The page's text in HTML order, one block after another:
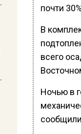
почти
В
всего
Ночью в